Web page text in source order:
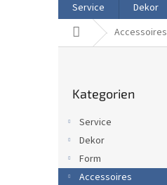
Service Dekor
StartseiteAccessoires
überspringen
Kategorien
Service
Dekor
Form
Accessoires